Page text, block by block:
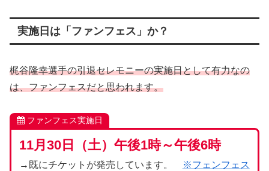
実施日は「ファンフェス」か？
梶谷隆幸選手の引退セレモニーの実施日として有力なの
は、ファンフェスだと思われます。
ファンフェス実施日
11月30日（土）午後1時～午後6時
→既にチケットが発売しています。
※フェンフェス